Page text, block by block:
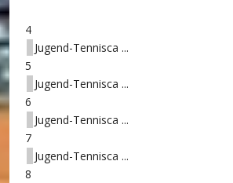
4
Jugend-Tennisca ...
5
Jugend-Tennisca ...
6
Jugend-Tennisca ...
7
Jugend-Tennisca ...
8